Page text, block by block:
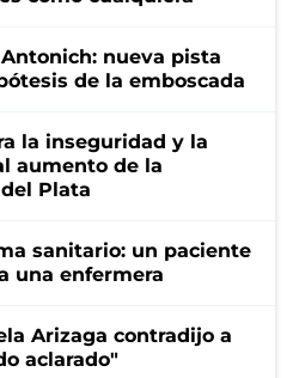
nueva pista
de la emboscada
la inseguridad y la
aumento de la
Plata
sanitario: un paciente
una enfermera
Arizaga contradijo a
aclarado"